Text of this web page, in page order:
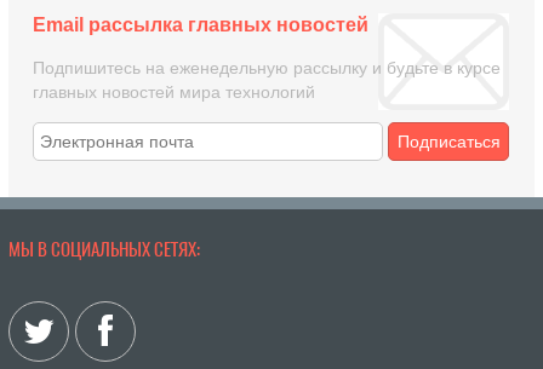
Email рассылка главных новостей
Подпишитесь на еженедельную рассылку и будьте в курсе
главных новостей мира технологий
Подписаться
МЫ В СОЦИАЛЬНЫХ СЕТЯХ: